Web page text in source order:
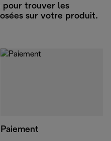
pour trouver les
sur votre produit.
Paiement